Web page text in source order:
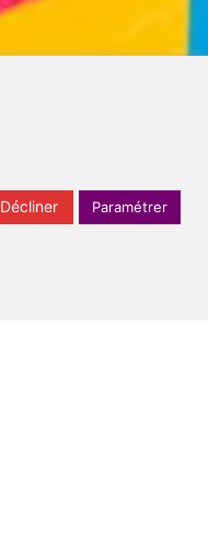
Décliner Paramétrer